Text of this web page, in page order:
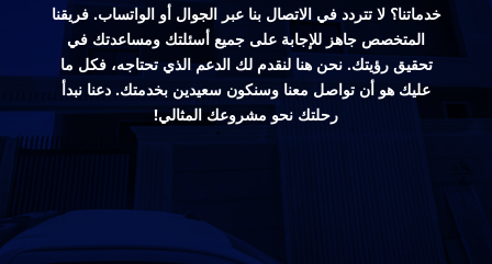
خدماتنا؟ لا تتردد في الاتصال بنا عبر الجوال أو الواتساب. فريقنا
المتخصص جاهز للإجابة على جميع أسئلتك ومساعدتك في
تحقيق رؤيتك. نحن هنا لنقدم لك الدعم الذي تحتاجه، فكل ما
عليك هو أن تواصل معنا وسنكون سعيدين بخدمتك. دعنا نبدأ
رحلتك نحو مشروعك المثالي!